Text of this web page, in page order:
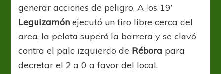
generar acciones de peligro. A los 19’
Leguizamón ejecutó un tiro libre cerca del
area, la pelota superó la barrera y se clavó
contra el palo izquierdo de Rébora para
decretar el 2 a 0 a favor del local.